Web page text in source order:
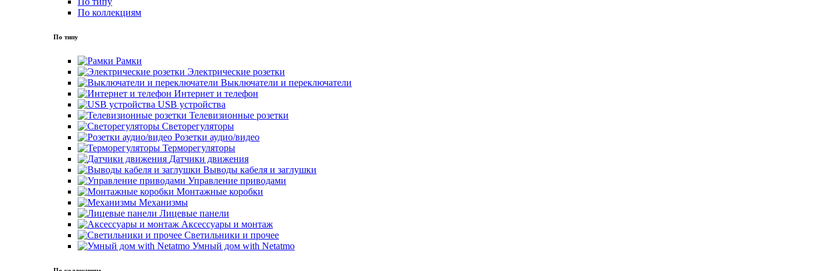
По коллекциям
По типу
Рамки
Электрические розетки
Выключатели и переключатели
Интернет и телефон
USB устройства
Телевизионные розетки
Светорегуляторы
Розетки аудио/видео
Терморегуляторы
Датчики движения
Выводы кабеля и заглушки
Управление приводами
Монтажные коробки
Механизмы
Лицевые панели
Аксессуары и монтаж
Светильники и прочее
Умный дом with Netatmo